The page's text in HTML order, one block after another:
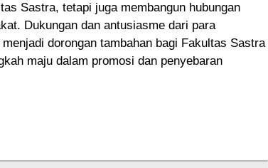
Sastra, tetapi juga membangun hubungan
Dukungan dan antusiasme dari para
dorongan tambahan bagi Fakultas Sastra
maju dalam promosi dan penyebaran